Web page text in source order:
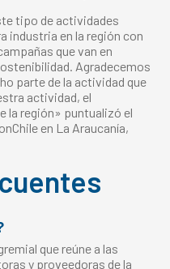
tipo de actividades
industria en la región con
que van en
Agradecemos
parte de la actividad que
actividad, el
la región» puntualizó el
en La Araucanía,
que reúne a las
y proveedoras de la